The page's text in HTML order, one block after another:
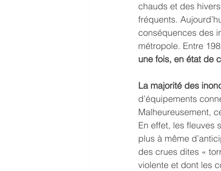
chauds et des
fréquents.
conséquences des
métropole. Entre
une fois, en état de
La majorité des
d’équipements
Malheureusement,
En effet, les fleuves
plus à même
des crues dites «
violente et dont les